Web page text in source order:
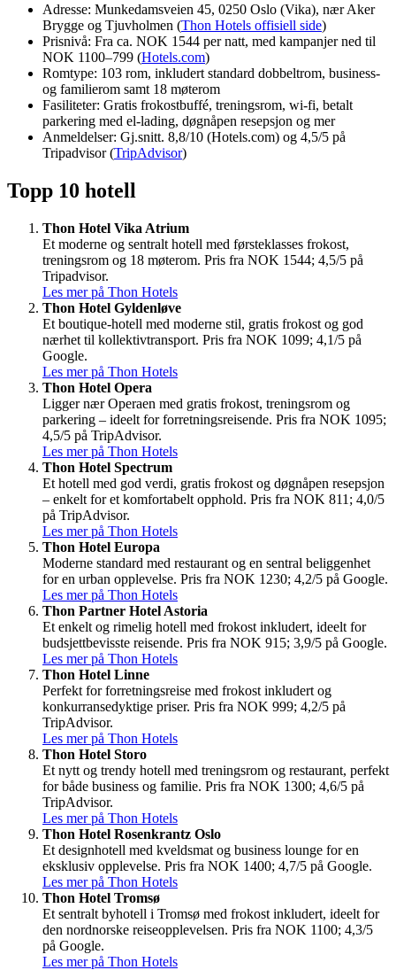
Adresse: Munkedamsveien 45, 0250 Oslo (Vika), nær Aker
Brygge og Tjuvholmen (Thon Hotels offisiell side)
Prisnivå: Fra ca. NOK 1544 per natt, med kampanjer ned til
NOK 1100–799 (Hotels.com)
Romtype: 103 rom, inkludert standard dobbeltrom, business-
og familierom samt 18 møterom
Fasiliteter: Gratis frokostbuffé, treningsrom, wi-fi, betalt
parkering med el-lading, døgnåpen resepsjon og mer
Anmeldelser: Gj.snitt. 8,8/10 (Hotels.com) og 4,5/5 på
Tripadvisor (TripAdvisor)
Topp 10 hotell
Thon Hotel Vika Atrium
Et moderne og sentralt hotell med førsteklasses frokost,
treningsrom og 18 møterom. Pris fra NOK 1544; 4,5/5 på
Tripadvisor.
Les mer på Thon Hotels
Thon Hotel Gyldenløve
Et boutique-hotell med moderne stil, gratis frokost og god
nærhet til kollektivtransport. Pris fra NOK 1099; 4,1/5 på
Google.
Les mer på Thon Hotels
Thon Hotel Opera
Ligger nær Operaen med gratis frokost, treningsrom og
parkering – ideelt for forretningsreisende. Pris fra NOK 1095;
4,5/5 på TripAdvisor.
Les mer på Thon Hotels
Thon Hotel Spectrum
Et hotell med god verdi, gratis frokost og døgnåpen resepsjon
– enkelt for et komfortabelt opphold. Pris fra NOK 811; 4,0/5
på TripAdvisor.
Les mer på Thon Hotels
Thon Hotel Europa
Moderne standard med restaurant og en sentral beliggenhet
for en urban opplevelse. Pris fra NOK 1230; 4,2/5 på Google.
Les mer på Thon Hotels
Thon Partner Hotel Astoria
Et enkelt og rimelig hotell med frokost inkludert, ideelt for
budsjettbevisste reisende. Pris fra NOK 915; 3,9/5 på Google.
Les mer på Thon Hotels
Thon Hotel Linne
Perfekt for forretningsreise med frokost inkludert og
konkurransedyktige priser. Pris fra NOK 999; 4,2/5 på
TripAdvisor.
Les mer på Thon Hotels
Thon Hotel Storo
Et nytt og trendy hotell med treningsrom og restaurant, perfekt
for både business og familie. Pris fra NOK 1300; 4,6/5 på
TripAdvisor.
Les mer på Thon Hotels
Thon Hotel Rosenkrantz Oslo
Et designhotell med kveldsmat og business lounge for en
eksklusiv opplevelse. Pris fra NOK 1400; 4,7/5 på Google.
Les mer på Thon Hotels
Thon Hotel Tromsø
Et sentralt byhotell i Tromsø med frokost inkludert, ideelt for
den nordnorske reiseopplevelsen. Pris fra NOK 1100; 4,3/5
på Google.
Les mer på Thon Hotels